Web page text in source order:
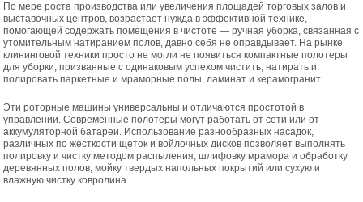
По мере роста производства или увеличения площадей торговых залов и
выставочных центров, возрастает нужда в эффективной технике,
помогающей содержать помещения в чистоте — ручная уборка, связанная с
утомительным натиранием полов, давно себя не оправдывает. На рынке
клининговой техники просто не могли не появиться компактные полотеры
для уборки, призванные с одинаковым успехом чистить, натирать и
полировать паркетные и мраморные полы, ламинат и керамогранит.
Эти роторные машины универсальны и отличаются простотой в
управлении. Современные полотеры могут работать от сети или от
аккумуляторной батареи. Использование разнообразных насадок,
различных по жесткости щеток и войлочных дисков позволяет выполнять
полировку и чистку методом распыления, шлифовку мрамора и обработку
деревянных полов, мойку твердых напольных покрытий или сухую и
влажную чистку ковролина.